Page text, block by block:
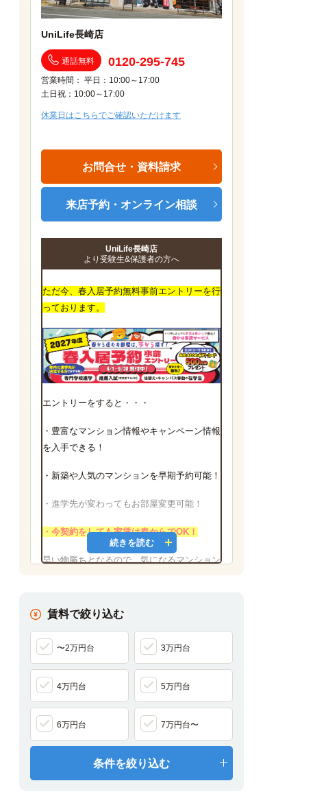
UniLife長崎店
通話無料 0120-295-745
営業時間： 平日：10:00～17:00
土日祝：10:00～17:00
休業日はこちらでご確認いただけます
お問合せ・資料請求
来店予約・オンライン相談
UniLife長崎店
より受験生&保護者の方へ
ただ今、春入居予約無料事前エントリーを行
っております。
エントリーをすると・・・
・豊富なマンション情報やキャンペーン情報
を入手できる！
・新築や人気のマンションを早期予約可能！
・進学先が変わってもお部屋変更可能！
・今契約をしても家賃は春からでOK！
早い物勝ちとなるので、気になるマンション
なされているお客様が多数おります。
続きを読む
賃料で絞り込む
〜2万円台 3万円台
4万円台 5万円台
6万円台 7万円台〜
条件を絞り込む